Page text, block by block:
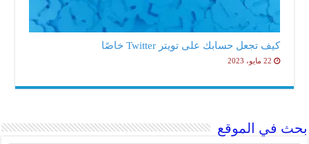
كيف تجعل حسابك على تويتر Twitter خاصًا
22 مايو، 2023
في الموقع